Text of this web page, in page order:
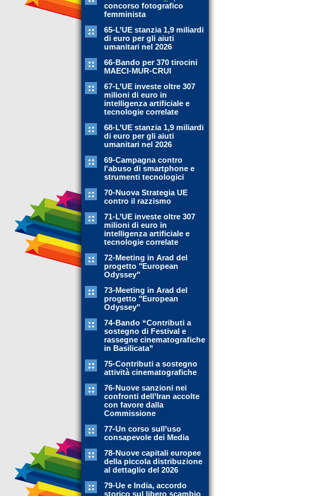
concorso fotografico
femminista
65-L’UE stanzia 1,9 miliardi
di euro per gli aiuti
umanitari nel 2026
66-Bando per 370 tirocini
MAECI-MUR-CRUI
67-L’UE investe oltre 307
milioni di euro in
intelligenza artificiale e
tecnologie correlate
68-L’UE stanzia 1,9 miliardi
di euro per gli aiuti
umanitari nel 2026
69-Campagna contro
l'abuso di smartphone e
strumenti tecnologici
70-Nuova Strategia UE
contro il razzismo
71-L’UE investe oltre 307
milioni di euro in
intelligenza artificiale e
tecnologie correlate
72-Meeting in Arad del
progetto "European
Odyssey"
73-Meeting in Arad del
progetto "European
Odyssey"
74-Bando “Contributi a
sostegno di Festival e
rassegne cinematografiche
in Basilicata”
75-Contributi a sostegno
attività cinematografiche
76-Nuove sanzioni nei
confronti dell’Iran accolte
con favore dalla
Commissione
77-Un corso sull’uso
consapevole dei Media
78-Nuove capitali europee
della piccola distribuzione
al dettaglio del 2026
79-Ue e India, accordo
storico sul libero scambio